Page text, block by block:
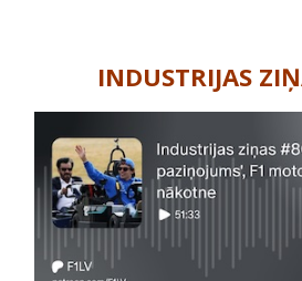
INDUSTRIJAS